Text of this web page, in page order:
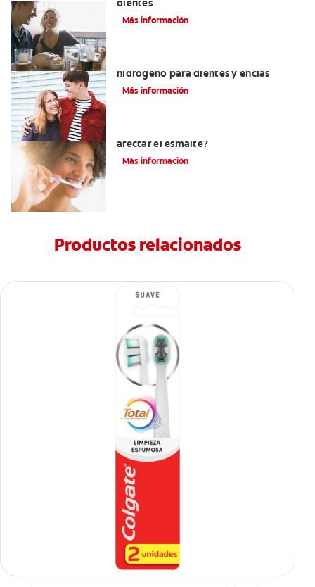
dientes
Más información
hidrógeno para dientes y encías
Más información
afectar el esmalte?
Más información
Productos relacionados